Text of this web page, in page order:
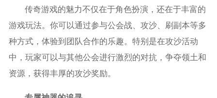
传奇游戏的魅力不仅在于角色扮演，还在于丰富的
游戏玩法。你可以通过参与公会战、攻沙、刷副本等多
种方式，体验到团队合作的乐趣。特别是在攻沙活动
中，玩家可以与其他公会进行激烈的对抗，争夺领土和
资源，获得丰厚的攻沙奖励。